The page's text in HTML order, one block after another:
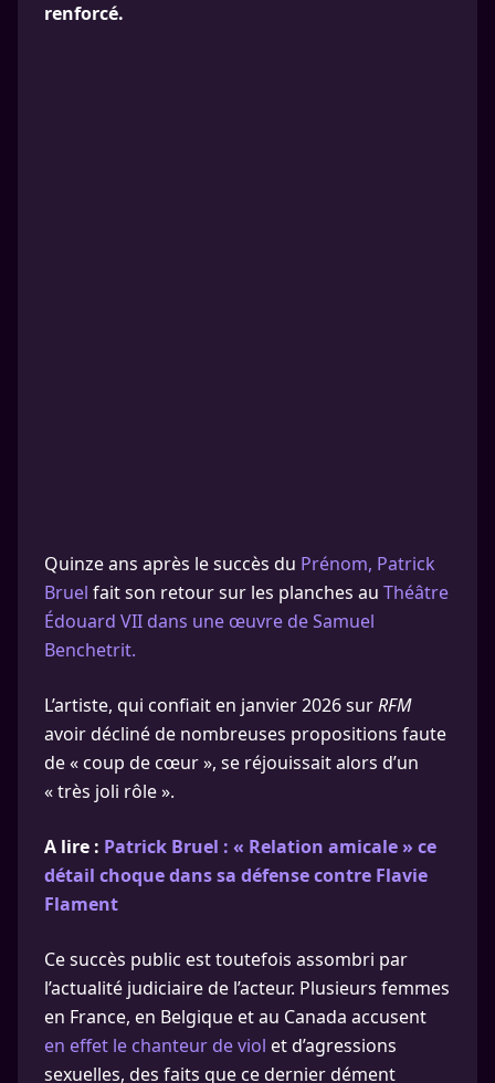
renforcé.
Quinze ans après le succès du Prénom, Patrick
Bruel fait son retour sur les planches au Théâtre
Édouard VII dans une œuvre de Samuel
Benchetrit.
L’artiste, qui confiait en janvier 2026 surRFM
avoir décliné de nombreuses propositions faute
de « coup de cœur », se réjouissait alors d’un
« très joli rôle ».
A lire : Patrick Bruel : « Relation amicale » ce
détail choque dans sa défense contre Flavie
Flament
Ce succès public est toutefois assombri par
l’actualité judiciaire de l’acteur. Plusieurs femmes
en France, en Belgique et au Canada accusent
en effet le chanteur de viol et d’agressions
sexuelles, des faits que ce dernier dément